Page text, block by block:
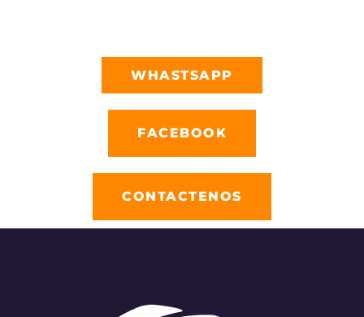
WHASTSAPP
FACEBOOK
CONTACTENOS